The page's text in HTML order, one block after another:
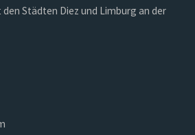
Städten Diez und Limburg an der